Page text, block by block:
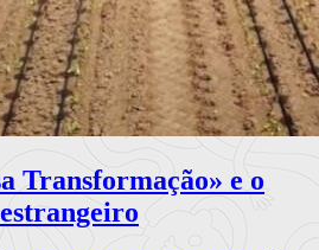
Transformação» e o